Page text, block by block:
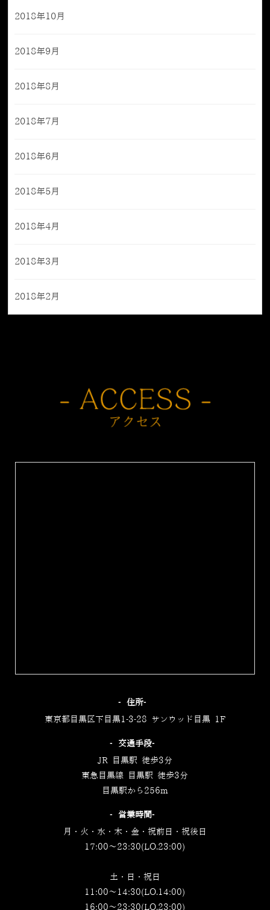
2018年10月
2018年9月
2018年8月
2018年7月
2018年6月
2018年5月
2018年4月
2018年3月
2018年2月
‐住所‐
東京都目黒区下目黒1-3-28 サンウッド目黒 1F
‐交通手段‐
JR 目黒駅 徒歩3分
東急目黒線 目黒駅 徒歩3分
目黒駅から256m
‐営業時間‐
月・火・水・木・金・祝前日・祝後日
17:00～23:30(LO.23:00)
土・日・祝日
11:00～14:30(LO.14:00)
16:00～23:30(LO.23:00)